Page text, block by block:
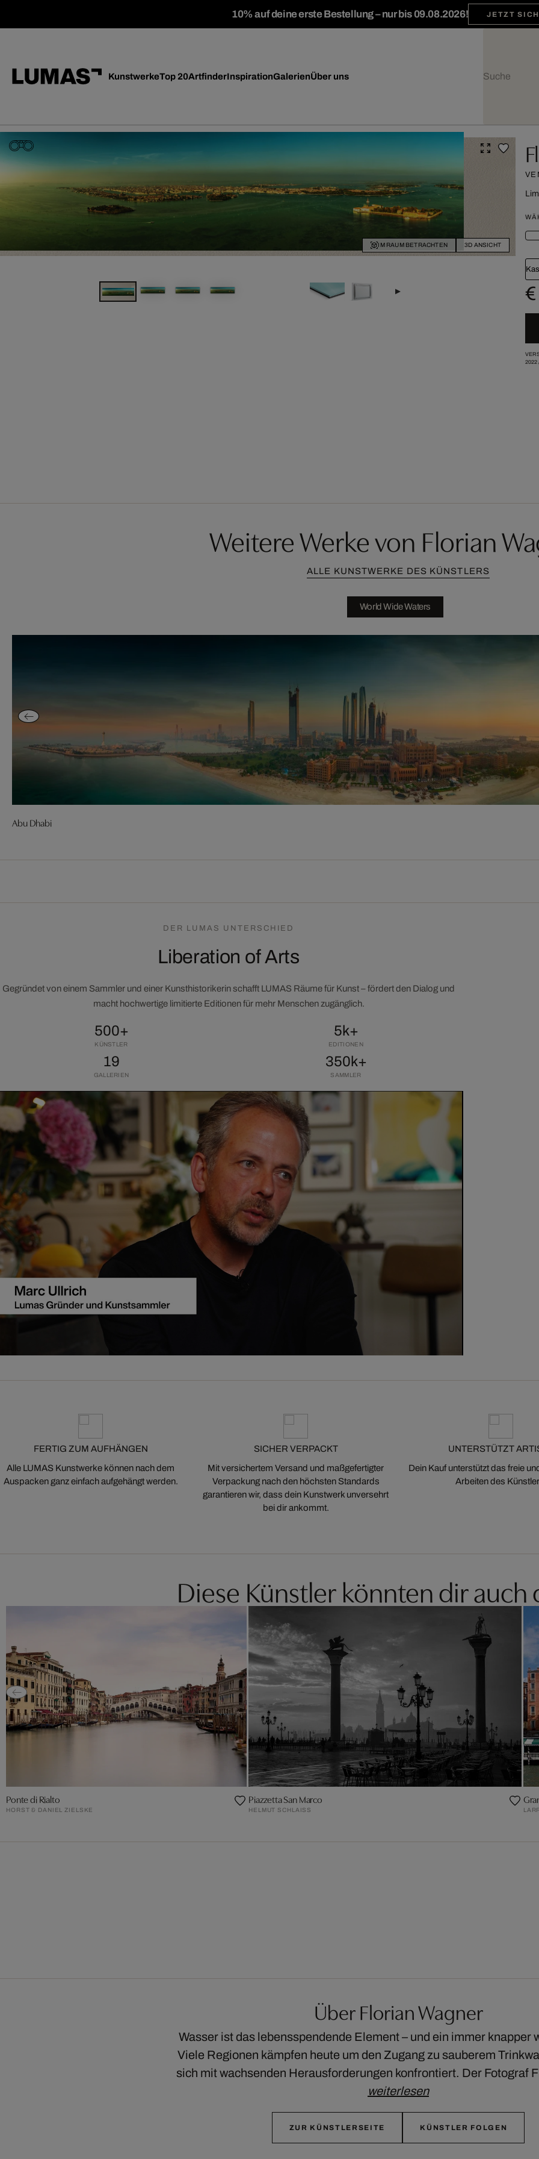
10% auf deine erste Bestellung – nur bis 09.08.2026! JETZT
KunstwerkeTop 20ArtfinderInspirationGalerienÜber uns
IM RAUM BETRACHTEN 3D ANSICHT
2022
Weitere Werke von Florian
ALLE KUNSTWERKE DES KÜNSTLERS
World Wide Waters
Abu Dhabi
DER LUMAS UNTERSCHIED
Liberation of Arts
Gegründet von einem Sammler und einer Kunsthistorikerin schafft LUMAS Räume für Kunst – fördert den Dialog und
macht hochwertige limitierte Editionen für mehr Menschen zugänglich.
500+
KÜNSTLER
5k+
EDITIONEN
19
GALLERIEN
350k+
SAMMLER
FERTIG ZUM AUFHÄNGEN
Alle LUMAS Kunstwerke können nach dem
Auspacken ganz einfach aufgehängt werden.
SICHER VERPACKT
Mit versichertem Versand und maßgefertigter
Verpackung nach den höchsten Standards
garantieren wir, dass dein Kunstwerk unversehrt
bei dir ankommt.
UNTERSTÜTZT
Dein Kauf unterstützt das freie
Arbeiten des
Diese Künstler könnten dir auch
Ponte di Rialto
HORST & DANIEL ZIELSKE
Piazzetta San Marco
HELMUT SCHLAISS
Über Florian Wagner
Wasser ist das lebensspendende Element – und ein immer knapper
Viele Regionen kämpfen heute um den Zugang zu sauberem
sich mit wachsenden Herausforderungen konfrontiert. Der Fotograf
weiterlesen
ZUR KÜNSTLERSEITE KÜNSTLER FOLGEN